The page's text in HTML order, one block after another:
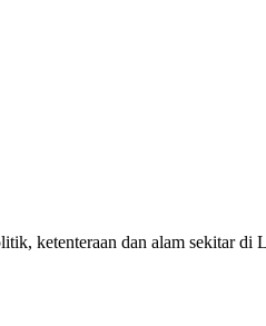
ketenteraan dan alam sekitar di